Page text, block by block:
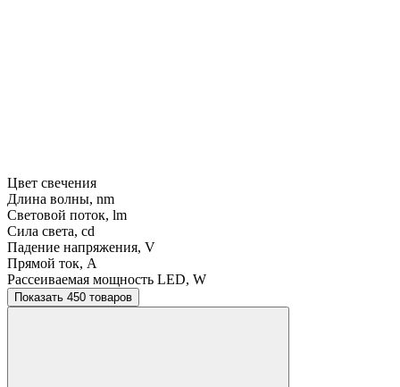
Цвет свечения
Длина волны, nm
Световой поток, lm
Сила света, cd
Падение напряжения, V
Прямой ток, A
Рассеиваемая мощность LED, W
Показать 450 товаров